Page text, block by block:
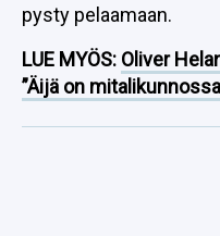
pysty pelaamaan.
LUE MYÖS: Oliver
”Äijä on